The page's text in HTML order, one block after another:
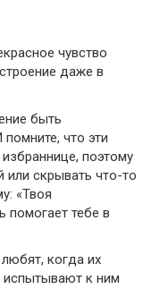
чувство
даже в
быть
что эти
поэтому
или скрывать что-то
«Твоя
помогает тебе в
когда их
к ним